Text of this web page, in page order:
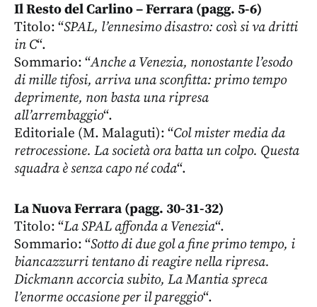
Il Resto del Carlino – Ferrara (pagg. 5-6)
Titolo: “SPAL, l’ennesimo disastro: così si va dritti
in C“.
Sommario: “Anche a Venezia, nonostante l’esodo
di mille tifosi, arriva una sconfitta: primo tempo
deprimente, non basta una ripresa
all’arrembaggio“.
Editoriale (M. Malaguti): “Col mister media da
retrocessione. La società ora batta un colpo. Questa
squadra è senza capo né coda“.
La Nuova Ferrara (pagg. 30-31-32)
Titolo: “La SPAL affonda a Venezia“.
Sommario: “Sotto di due gol a fine primo tempo, i
biancazzurri tentano di reagire nella ripresa.
Dickmann accorcia subito, La Mantia spreca
l’enorme occasione per il pareggio“.